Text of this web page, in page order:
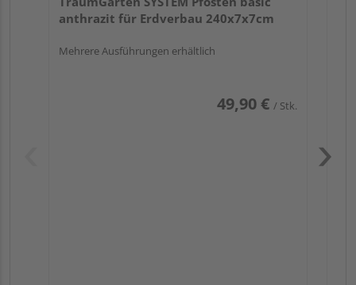
anthrazit für Erdverbau 240x7x7cm
Mehrere Ausführungen erhältlich
49,90 € / Stk.